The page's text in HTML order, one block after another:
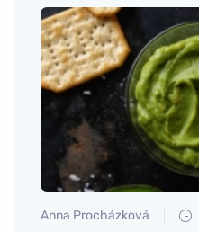
Anna Procházková